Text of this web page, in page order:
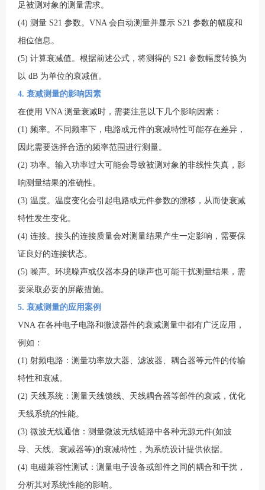
足被测对象的测量需求。
(4) 测量 S21 参数。VNA 会自动测量并显示 S21 参数的幅度和
相位信息。
(5) 计算衰减值。根据前述公式，将测得的 S21 参数幅度转换为
以 dB 为单位的衰减值。
4. 衰减测量的影响因素
在使用 VNA 测量衰减时，需要注意以下几个影响因素：
(1) 频率。不同频率下，电路或元件的衰减特性可能存在差异，
因此需要选择合适的频率范围进行测量。
(2) 功率。输入功率过大可能会导致被测对象的非线性失真，影
响测量结果的准确性。
(3) 温度。温度变化会引起电路或元件参数的漂移，从而使衰减
特性发生变化。
(4) 连接。接头的连接质量会对测量结果产生一定影响，需要保
证良好的连接状态。
(5) 噪声。环境噪声或仪器本身的噪声也可能干扰测量结果，需
要采取必要的屏蔽措施。
5. 衰减测量的应用案例
VNA 在各种电子电路和微波器件的衰减测量中都有广泛应用，
例如：
(1) 射频电路：测量功率放大器、滤波器、耦合器等元件的传输
特性和衰减。
(2) 天线系统：测量天线馈线、天线耦合器等部件的衰减，优化
天线系统的性能。
(3) 微波无线通信：测量微波无线链路中各种无源元件(如波
导、天线、衰减器等)的衰减特性，为系统设计提供依据。
(4) 电磁兼容性测试：测量电子设备或部件之间的耦合和干扰，
分析其对系统性能的影响。